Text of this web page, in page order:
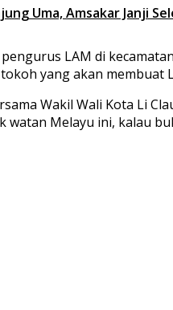
Uma, Amsakar Janji
LAM di
yang akan membuat
Wakil Wali Kota Li
watan Melayu ini, kalau